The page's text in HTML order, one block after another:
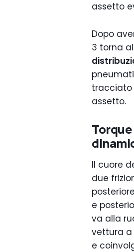
assetto
Dopo
3 torna
tracciato
assetto.
Il cuore
due
e
va alla
vettura a
e